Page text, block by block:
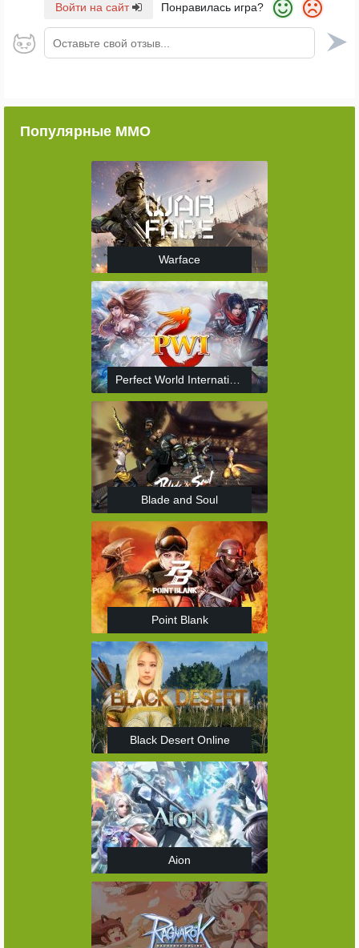
Войти на сайт Понравилась игра?
Оставьте свой отзыв...
Популярные ММО
Warface
Perfect World International
Blade and Soul
Point Blank
Black Desert Online
Aion